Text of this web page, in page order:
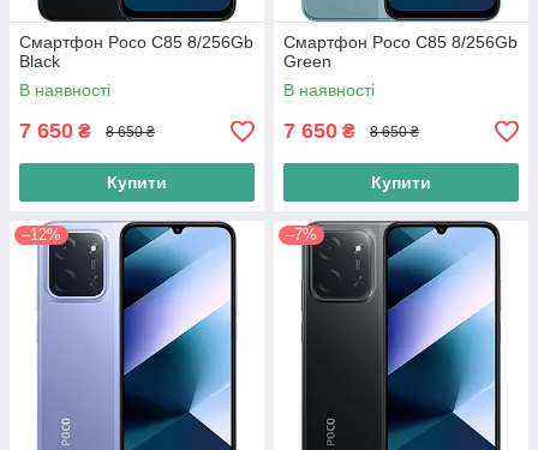
Смартфон Poco C85 8/256Gb
Black
В наявності
7 650 ₴ 8 650 ₴
Купити
Смартфон Poco C85 8/256Gb
Green
В наявності
7 650 ₴ 8 650 ₴
Купити
–12% –7%